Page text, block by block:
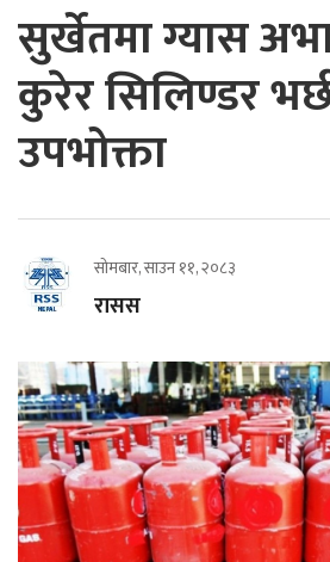
सुर्खेतमा ग्यास
कुरेर सिलिण्डर
उपभोक्ता
सोमबार, साउन ११, २०८३
रासस